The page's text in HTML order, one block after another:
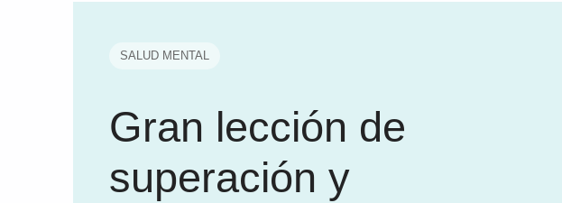
SALUD MENTAL
Gran lección de
superación y